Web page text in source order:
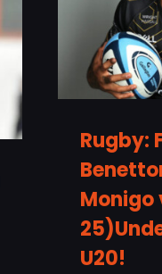
Rugby:
U20!